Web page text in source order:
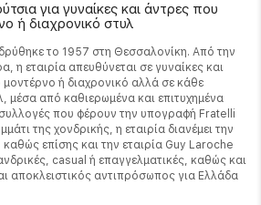
για γυναίκες και άντρες που
ή διαχρονικό στυλ
το 1957 στη Θεσσαλονίκη. Από την
η εταιρία απευθύνεται σε γυναίκες και
μοντέρνο ή διαχρονικό αλλά σε κάθε
μέσα από καθιερωμένα και επιτυχημένα
που φέρουν την υπογραφή Fratelli
της χονδρικής, η εταιρία διανέμει την
επίσης και την εταιρία Guy Laroche
casual ή επαγγελματικές, καθώς και
αποκλειστικός αντιπρόσωπος για Ελλάδα